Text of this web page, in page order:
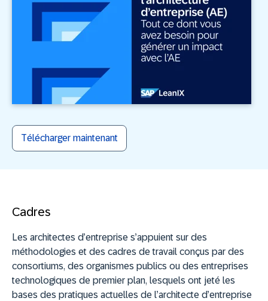
Télécharger maintenant
Cadres
Les architectes d’entreprise s’appuient sur des
méthodologies et des cadres de travail conçus par des
consortiums, des organismes publics ou des entreprises
technologiques de premier plan, lesquels ont jeté les
bases des pratiques actuelles de l’architecte d’entreprise